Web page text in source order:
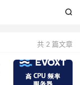

共 2 篇文章